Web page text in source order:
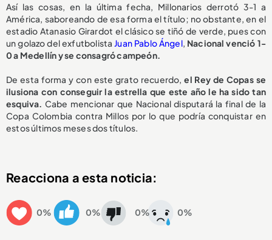
Así las cosas, en la última fecha, Millonarios derrotó 3-1 a
América, saboreando de esa forma el título; no obstante, en el
estadio Atanasio Girardot el clásico se tiñó de verde, pues con
un golazo del exfutbolistaJuan Pablo Ángel, Nacional venció 1-
0 a Medellín y se consagró campeón.
De esta forma y con este grato recuerdo, el Rey de Copas se
ilusiona con conseguir la estrella que este año le ha sido tan
esquiva. Cabe mencionar que Nacional disputará la final de la
Copa Colombia contra Millos por lo que podría conquistar en
estos últimos meses dos títulos.
Reacciona a esta noticia:
0% 0% 0% 0%